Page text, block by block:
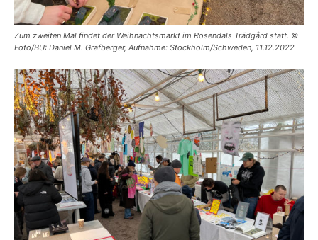
Zum zweiten Mal findet der Weihnachtsmarkt im Rosendals Trädgård statt. ©
Foto/BU: Daniel M. Grafberger, Aufnahme: Stockholm/Schweden, 11.12.2022